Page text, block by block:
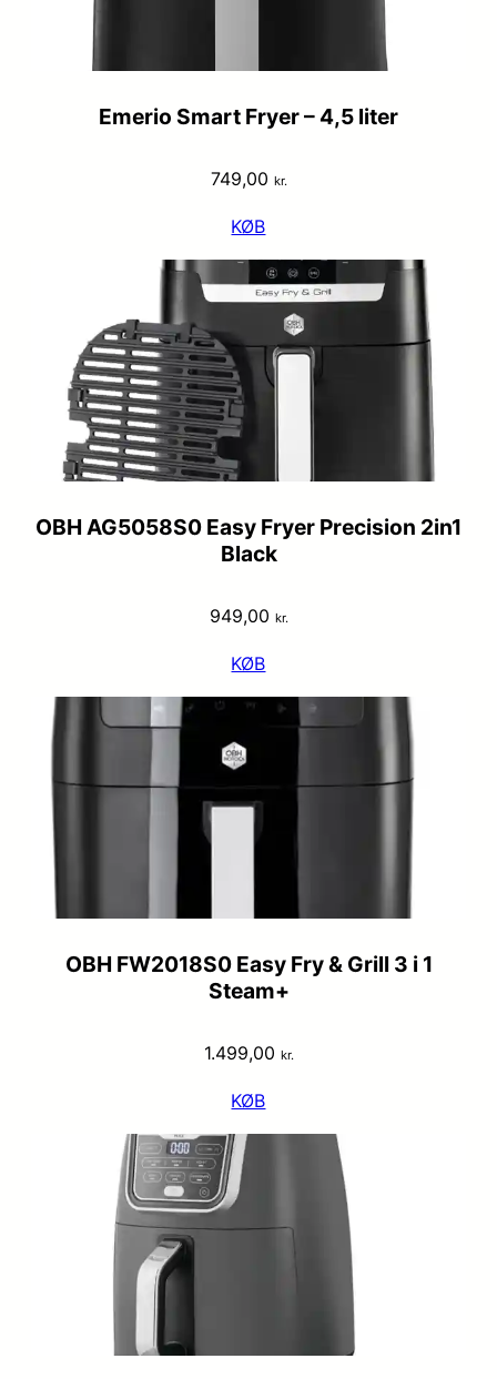
Emerio Smart Fryer – 4,5 liter
749,00 kr.
KØB
OBH AG5058S0 Easy Fryer Precision 2in1
Black
949,00 kr.
KØB
OBH FW2018S0 Easy Fry & Grill 3 i 1
Steam+
1.499,00 kr.
KØB